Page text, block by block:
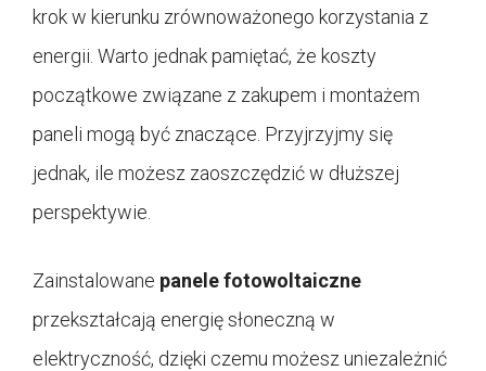
krok w kierunku zrównoważonego korzystania z
energii. Warto jednak pamiętać, że koszty
początkowe związane z zakupem i montażem
paneli mogą być znaczące. Przyjrzyjmy się
jednak, ile możesz zaoszczędzić w dłuższej
perspektywie.
Zainstalowane panele fotowoltaiczne
przekształcają energię słoneczną w
elektryczność, dzięki czemu możesz uniezależnić